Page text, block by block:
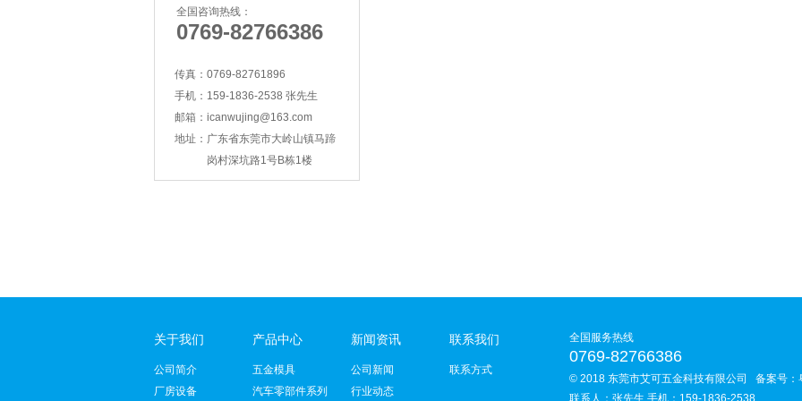
智能锁壳冲压
支架冲压
全国咨询热线：
0769-82766386
传真： 0769-82761896
手机： 159-1836-2538 张先生
邮箱： icanwujing@163.com
地址： 广东省东莞市大岭山镇马蹄
岗村深坑路1号B栋1楼
关于我们
公司简介
厂房设备
产品中心
五金模具
汽车零部件系列
新闻资讯
公司新闻
行业动态
联系我们
联系方式
全国服务热线
0769-82766386
© 2018 东莞市艾可五金科技有限公司 备案号：
联系人：张先生 手机：159-1836-2538